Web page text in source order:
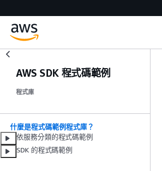
AWS SDK 程式碼範例
程式庫
什麼是程式碼範例程式庫？
依服務分類的程式碼範例
SDK 的程式碼範例